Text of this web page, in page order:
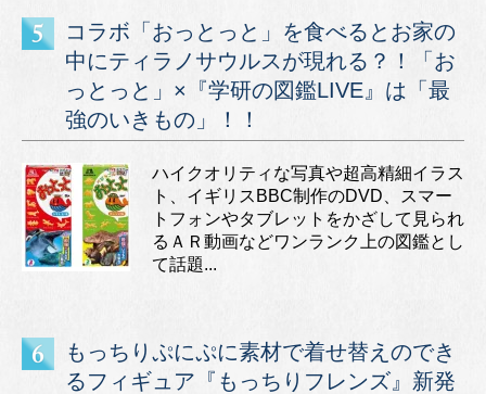
コラボ「おっとっと」を食べるとお家の
中にティラノサウルスが現れる？！「お
っとっと」×『学研の図鑑LIVE』は「最
強のいきもの」！！
ハイクオリティな写真や超高精細イラス
ト、イギリスBBC制作のDVD、スマー
トフォンやタブレットをかざして見られ
るＡＲ動画などワンランク上の図鑑とし
て話題...
もっちりぷにぷに素材で着せ替えのでき
るフィギュア『もっちりフレンズ』新発